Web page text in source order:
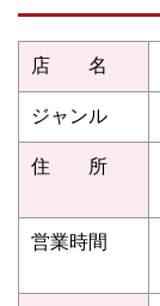
店 名
ジャンル
住 所
営業時間